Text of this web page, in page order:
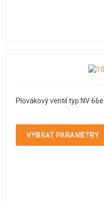
Plovákový ventil typ NV 66e
VYBRAT PARAMETRY